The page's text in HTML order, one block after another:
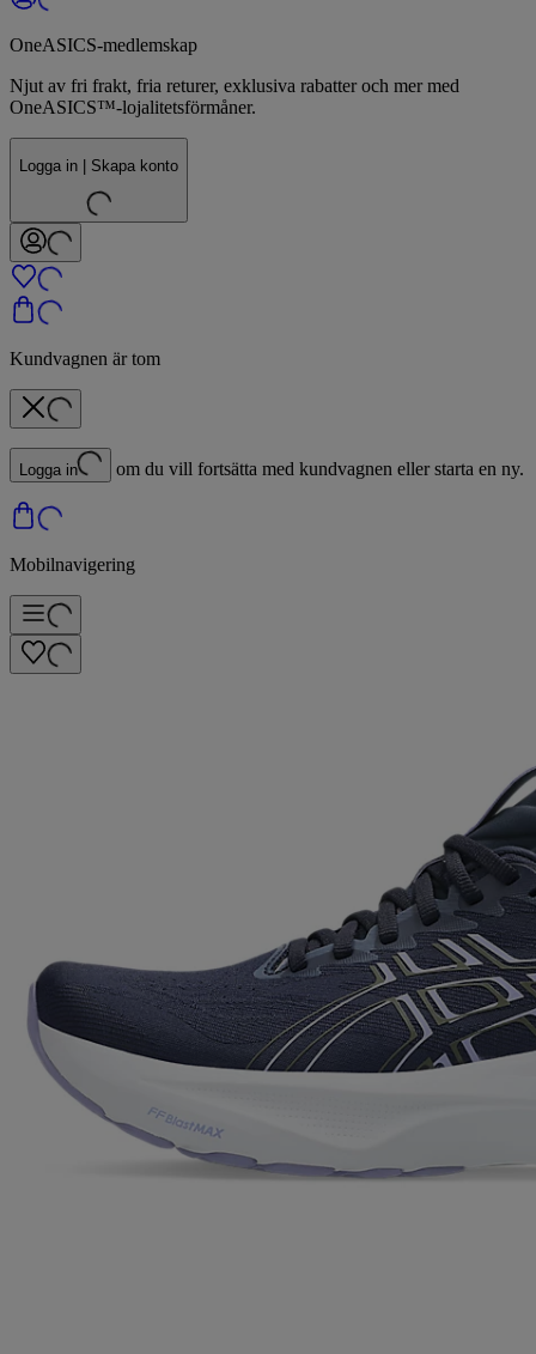
OneASICS-medlemskap
Njut av fri frakt, fria returer, exklusiva rabatter och mer med
OneASICS™-lojalitetsförmåner.
Logga in | Skapa konto
Kundvagnen är tom
Logga in om du vill fortsätta med kundvagnen eller starta en ny.
Mobilnavigering